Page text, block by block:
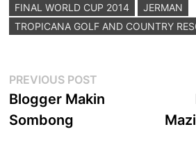
FINAL WORLD CUP 2014
JERMAN
TROPICANA GOLF AND COUNTRY
Post
navigation
PREVIOUS POST
post:
Blogger Makin
Sombong